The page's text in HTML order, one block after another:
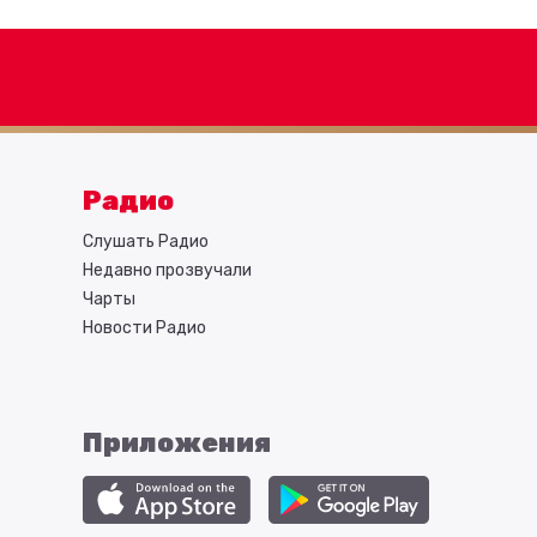
Радио
Слушать Радио
Недавно прозвучали
Чарты
Новости Радио
Приложения